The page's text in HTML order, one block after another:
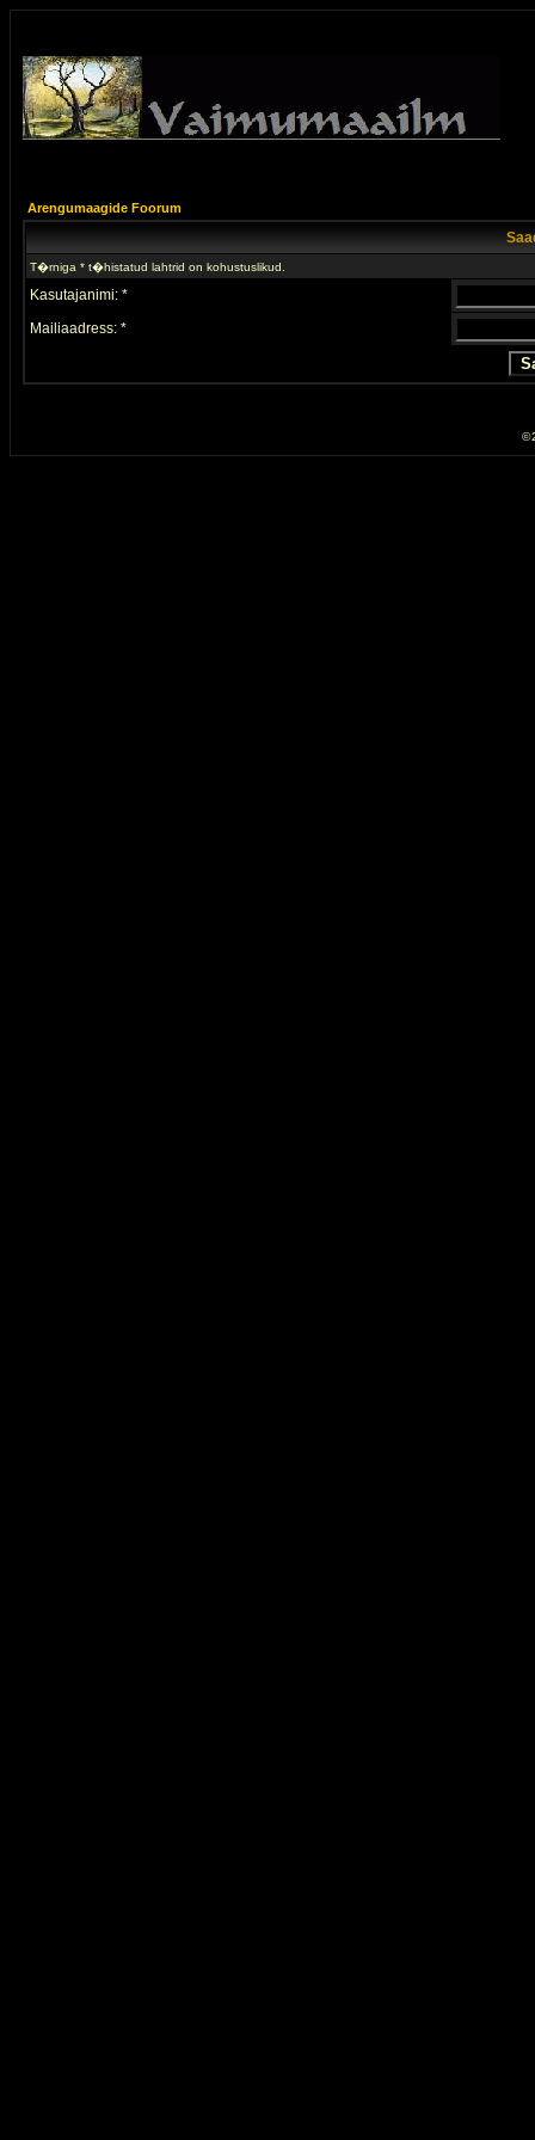
Arengumaagide Foorum
T�rniga * t�histatud lahtrid on kohustuslikud.
Kasutajanimi: *
Mailiaadress: *
©